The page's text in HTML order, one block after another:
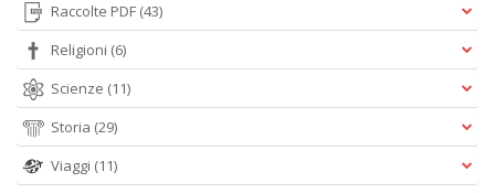
Raccolte PDF (43)
Religioni (6)
Scienze (11)
Storia (29)
Viaggi (11)